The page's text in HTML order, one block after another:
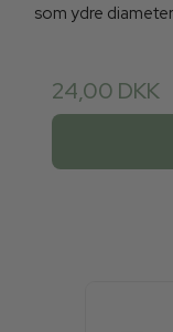
som ydre diameter
24,00 DKK